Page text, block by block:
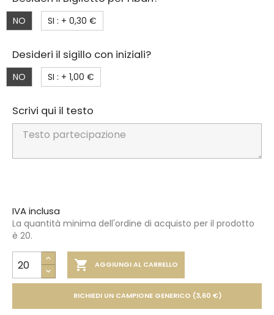
NO SI : + 0,30 €
Desideri il sigillo con iniziali?
NO SI : + 1,00 €
Scrivi qui il testo
 AGGIUNGI AL CARRELLO
IVA inclusa
La quantità minima dell'ordine di acquisto per il prodotto
è 20.
RICHIEDI UN CAMPIONE GENERICO (3,60 €)